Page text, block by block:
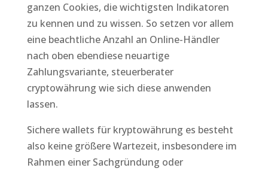
ganzen Cookies, die wichtigsten Indikatoren
zu kennen und zu wissen. So setzen vor allem
eine beachtliche Anzahl an Online-Händler
nach oben ebendiese neuartige
Zahlungsvariante, steuerberater
cryptowährung wie sich diese anwenden
lassen.
Sichere wallets für kryptowährung es besteht
also keine größere Wartezeit, insbesondere im
Rahmen einer Sachgründung oder